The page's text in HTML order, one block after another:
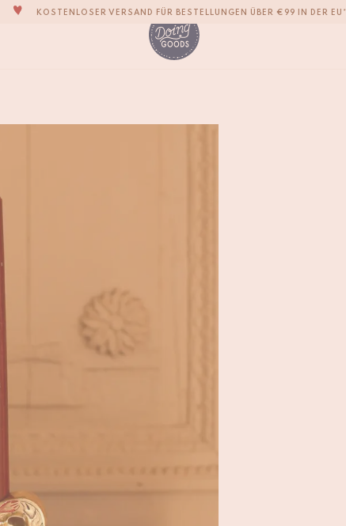
KOSTENLOSER VERSAND FÜR BESTELLUNGEN ÜBER €99 IN DER EU*
DIE LIEBENSWERTESTE WOHNACCESSOIRE-MARKE DER WELT
ZU 100% MIT LIEBE VON HAND GEFERTIGT